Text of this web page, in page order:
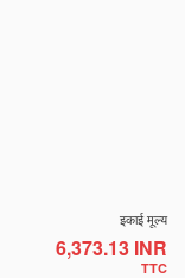
इकाई मूल्य
6,373.13 INR
TTC